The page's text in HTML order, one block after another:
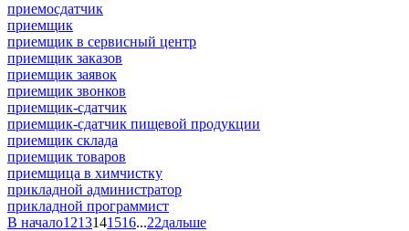
приемосдатчик
приемщик
приемщик в сервисный центр
приемщик заказов
приемщик заявок
приемщик звонков
приемщик-сдатчик
приемщик-сдатчик пищевой продукции
приемщик склада
приемщик товаров
приемщица в химчистку
прикладной администратор
прикладной программист
В начало1213141516...22дальше